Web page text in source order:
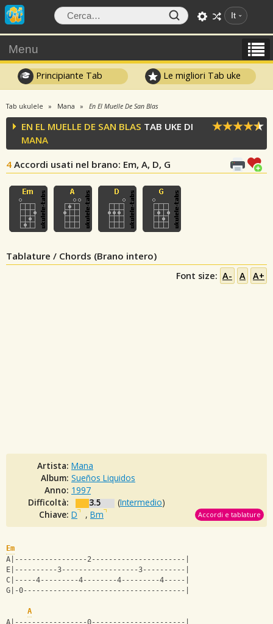
It
Menu
Principiante Tab Le migliori Tab uke
Tab ukulele Mana En El Muelle De San Blas
EN EL MUELLE DE SAN BLAS TAB UKE DI
MANA
4 Accordi usati nel brano: Em, A, D, G
Tablature / Chords (Brano intero)
Font size: A- A A+
Artista: Mana
Album: Sueños Liquidos
Anno: 1997
Difficoltà:
3.5 (Intermedio)
Chiave: D , Bm Accordi e tablature
Em
A|-----------------2----------------------|
E|----------3------------------3----------|
C|-----4---------4--------4---------4-----|
G|-0--------------------------------------|
A